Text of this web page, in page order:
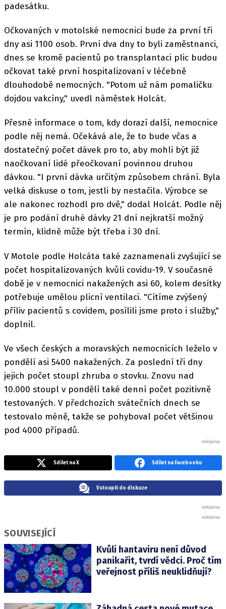
padesátku.
Očkovaných v motolské nemocnici bude za první tři
dny asi 1100 osob. První dva dny to byli zaměstnanci,
dnes se kromě pacientů po transplantaci plic budou
očkovat také první hospitalizovaní v léčebně
dlouhodobě nemocných. "Potom už nám pomaličku
dojdou vakcíny," uvedl náměstek Holcát.
Přesné informace o tom, kdy dorazí další, nemocnice
podle něj nemá. Očekává ale, že to bude včas a
dostatečný počet dávek pro to, aby mohli být již
naočkovaní lidé přeočkovaní povinnou druhou
dávkou. "I první dávka určitým způsobem chrání. Byla
velká diskuse o tom, jestli by nestačila. Výrobce se
ale nakonec rozhodl pro dvě," dodal Holcát. Podle něj
je pro podání druhé dávky 21 dní nejkratší možný
termín, klidně může být třeba i 30 dní.
V Motole podle Holcáta také zaznamenali zvyšující se
počet hospitalizovaných kvůli covidu-19. V současné
době je v nemocnici nakažených asi 60, kolem desítky
potřebuje umělou plicní ventilaci. "Cítíme zvýšený
příliv pacientů s covidem, posílili jsme proto i služby,"
doplnil.
Ve všech českých a moravských nemocnicích leželo v
pondělí asi 5400 nakažených. Za poslední tři dny
jejich počet stoupl zhruba o stovku. Znovu nad
10.000 stoupl v pondělí také denní počet pozitivně
testovaných. V předchozích svátečních dnech se
testovalo méně, takže se pohyboval počet většinou
pod 4000 případů.
Sdílet na X Sdílet na Facebooku
Vstoupit do diskuze
SOUVISEJÍCÍ
Kvůli hantaviru není důvod
panikařit, tvrdí vědci. Proč tím
veřejnost příliš neuklidňují?